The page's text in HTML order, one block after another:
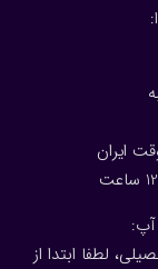
2 ساعت
آپ:
لطفا ابتدا از